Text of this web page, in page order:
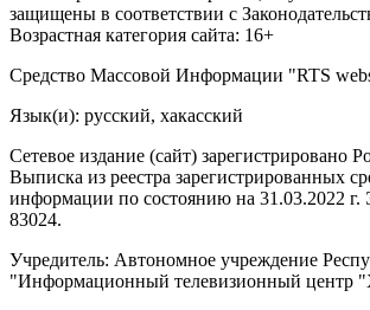
защищены в соответствии с
Возрастная категория сайта: 16+
Средство Массовой Информации "RTS
Язык(и): русский, хакасский
Сетевое издание (сайт) зарегистрировано
Выписка из реестра зарегистрированных
информации по состоянию на 31.03.2022
83024.
Учредитель: Автономное учреждение
"Информационный телевизионный центр